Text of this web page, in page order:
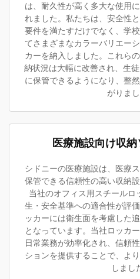
は、耐久性が高く多大な使用
れました。私たちは、安全性
要件を満たすだけでなく、学
てさまざまなカラーバリエー
カーを納入しました。これら
納状況は大幅に改善され、生
に保管できるようになり、整
がりまし
医療施設向け収
シドニーの医療施設は、医療
保管できる信頼性の高い収納
当社のオフィス用スチール
生・安全基準への適合性が評
ッカーには衛生面を考慮した
となっています。当社ロッカ
日常業務が効率化され、信頼
ションを提供することで、よ
しまし